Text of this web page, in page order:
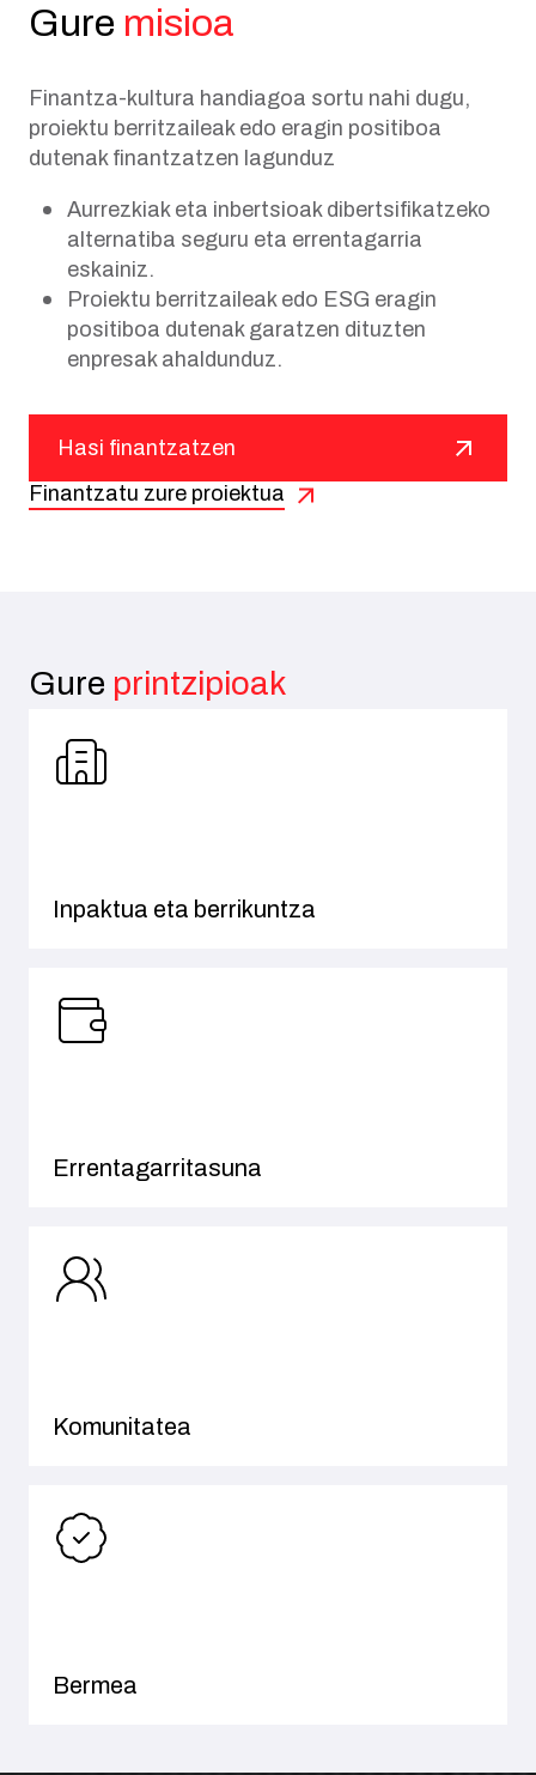
Gure misioa
Finantza-kultura handiagoa sortu nahi dugu,
proiektu berritzaileak edo eragin positiboa
dutenak finantzatzen lagunduz
Aurrezkiak eta inbertsioak dibertsifikatzeko
alternatiba seguru eta errentagarria
eskainiz.
Proiektu berritzaileak edo ESG eragin
positiboa dutenak garatzen dituzten
enpresak ahaldunduz.
Hasi finantzatzen
Finantzatu zure proiektua
Gure printzipioak
Inpaktua eta berrikuntza
Errentagarritasuna
Komunitatea
Bermea